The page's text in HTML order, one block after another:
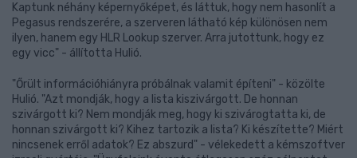
Kaptunk néhány képernyőképet, és láttuk, hogy nem hasonlít a
Pegasus rendszerére, a szerveren látható kép különösen nem
ilyen, hanem egy HLR Lookup szerver. Arra jutottunk, hogy ez
egy vicc" - állította Hulió.
"Őrült információhiányra próbálnak valamit építeni" - közölte
Hulió. "Azt mondják, hogy a lista kiszivárgott. De honnan
szivárgott ki? Nem mondják meg, hogy ki szivárogtatta ki, de
honnan szivárgott ki? Kihez tartozik a lista? Ki készítette? Miért
nincsenek erről adatok? Ez abszurd" - vélekedett a kémszoftver